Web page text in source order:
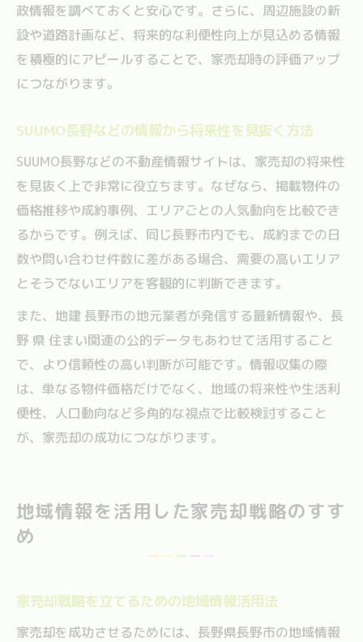
政情報を調べておくと安心です。さらに、周辺施設の新
設や道路計画など、将来的な利便性向上が見込める情報
を積極的にアピールすることで、家売却時の評価アップ
につながります。
SUUMO長野などの情報から将来性を見抜く方法
SUUMO長野などの不動産情報サイトは、家売却の将来性
を見抜く上で非常に役立ちます。なぜなら、掲載物件の
価格推移や成約事例、エリアごとの人気動向を比較でき
るからです。例えば、同じ長野市内でも、成約までの日
数や問い合わせ件数に差がある場合、需要の高いエリア
とそうでないエリアを客観的に判断できます。
また、地建 長野市の地元業者が発信する最新情報や、長
野 県 住まい関連の公的データもあわせて活用すること
で、より信頼性の高い判断が可能です。情報収集の際
は、単なる物件価格だけでなく、地域の将来性や生活利
便性、人口動向など多角的な視点で比較検討すること
が、家売却の成功につながります。
地域情報を活用した家売却戦略のすす
め
家売却戦略を立てるための地域情報活用法
家売却を成功させるためには、長野県長野市の地域情報